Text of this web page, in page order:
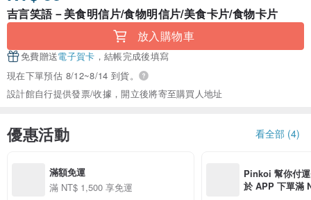
吉言笑語－美食明信片/食物明信片/美食卡片/食物卡片
放入購物車
免費贈送電子賀卡 ，結帳完成後填寫
現在下單預估 8/12~8/14 到貨。
設計館自行提供發票/收據，開立後將寄至購買人地址
優惠活動 看全部 (4)
滿額免運
滿 NT$ 1,500 享免運
Pinkoi 幫你付
於 APP 下單滿